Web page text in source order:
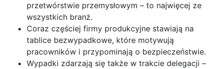
przetwórstwie przemysłowym – to najwięcej ze
wszystkich branż.
Coraz częściej firmy produkcyjne stawiają na
tablice bezwypadkowe, które motywują
pracowników i przypominają o bezpieczeństwie.
Wypadki zdarzają się także w trakcie delegacji –